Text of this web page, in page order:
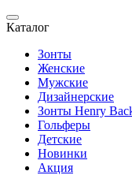
Каталог
Зонты
Женские
Мужские
Дизайнерские
Зонты Henry
Гольферы
Детские
Новинки
Акция